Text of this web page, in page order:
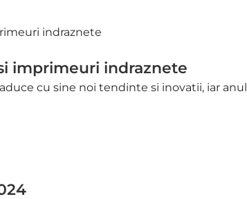
imprimeuri indraznete
cu sine noi tendinte si inovatii, iar anul